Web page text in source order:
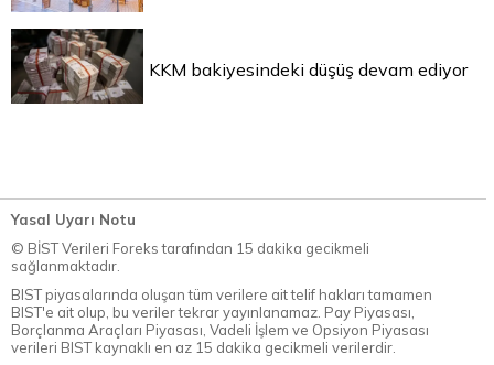
KKM bakiyesindeki düşüş devam ediyor
Yasal Uyarı Notu
© BİST Verileri Foreks tarafından 15 dakika gecikmeli
sağlanmaktadır.
BIST piyasalarında oluşan tüm verilere ait telif hakları tamamen
BIST'e ait olup, bu veriler tekrar yayınlanamaz. Pay Piyasası,
Borçlanma Araçları Piyasası, Vadeli İşlem ve Opsiyon Piyasası
verileri BIST kaynaklı en az 15 dakika gecikmeli verilerdir.